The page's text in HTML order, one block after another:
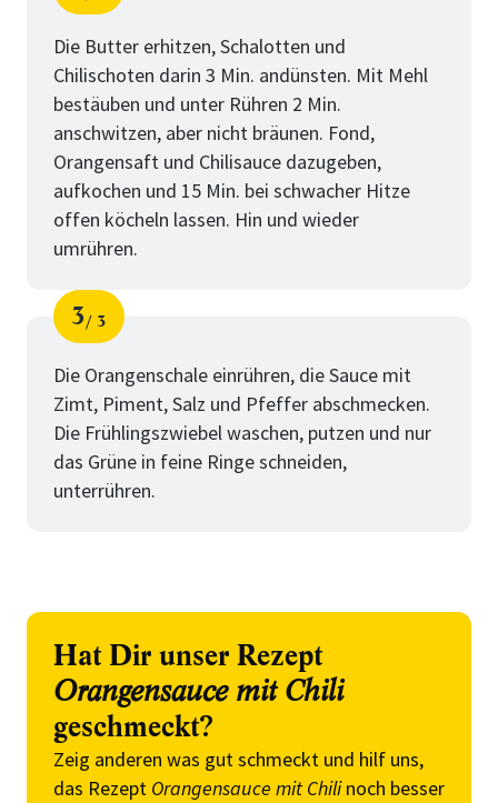
Schritt
von
Die Butter erhitzen, Schalotten und
Chilischoten darin 3 Min. andünsten. Mit Mehl
bestäuben und unter Rühren 2 Min.
anschwitzen, aber nicht bräunen. Fond,
Orangensaft und Chilisauce dazugeben,
aufkochen und 15 Min. bei schwacher Hitze
offen köcheln lassen. Hin und wieder
umrühren.
Schritt
3
von
3
Die Orangenschale einrühren, die Sauce mit
Zimt, Piment, Salz und Pfeffer abschmecken.
Die Frühlingszwiebel waschen, putzen und nur
das Grüne in feine Ringe schneiden,
unterrühren.
Hat Dir unser Rezept
Orangensauce mit Chili
geschmeckt?
Zeig anderen was gut schmeckt und hilf uns,
das Rezept Orangensauce mit Chilinoch besser